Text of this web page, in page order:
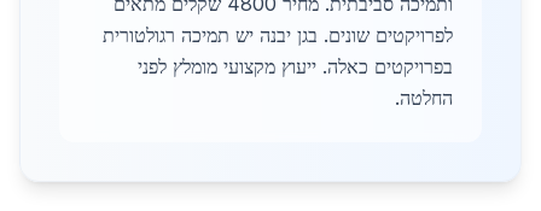
לפרויקטים שונים. בגן יבנה יש תמיכה רגולטורית
בפרויקטים כאלה. ייעוץ מקצועי מומלץ לפני
החלטה.